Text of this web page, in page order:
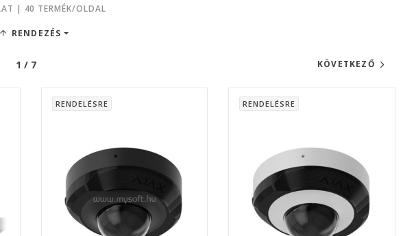
| 40 TERMÉK/OLDAL
RENDEZÉS
1 / 7 KÖVETKEZŐ
RENDELÉSRE RENDELÉSRE